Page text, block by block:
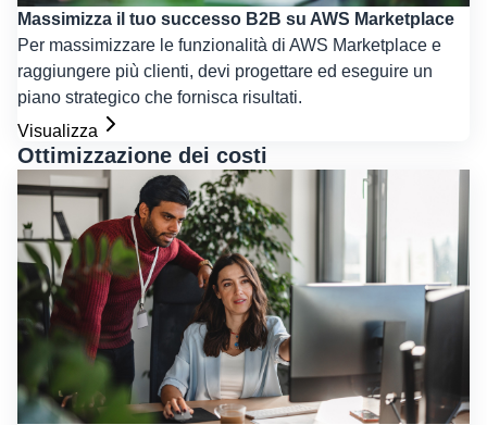
Massimizza il tuo successo B2B su AWS Marketplace
Per massimizzare le funzionalità di AWS Marketplace e
raggiungere più clienti, devi progettare ed eseguire un
piano strategico che fornisca risultati.
Visualizza
Ottimizzazione dei costi